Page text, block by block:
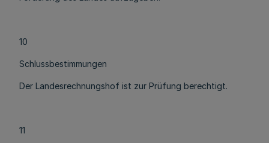
10
Schlussbestimmungen
Der Landesrechnungshof ist zur Prüfung berechtigt.
11